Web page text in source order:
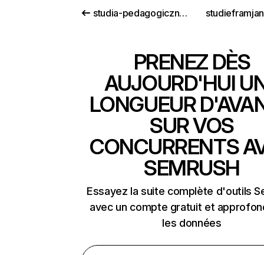
studia-pedagogiczne.pl
PRENEZ DÈS
AUJOURD'HUI
LONGUEUR
SUR VOS
CONCURRENTS
SEMRUSH
Essayez la suite complète d'outils
avec un compte gratuit et
les données